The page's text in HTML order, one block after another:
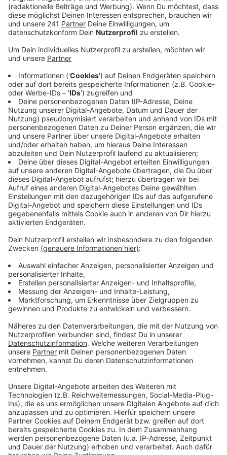
Geldgeber, sondern der Rettungsdienst selbst.
Veröffentlicht:Mittwoch, 04.10.2023 06:42
Anzeige
Der Grund: Der Rettungsdienst kommt nicht mit der
Bearbeitung der Gebührenbescheide hinterher. Hier
liege man gerade gut ein Jahr im Rückstand, sagt die
Feuerwehr. Grund dafür sei vor allem der
Personalmangel. Um hier Abhilfe zu schaffen gibt es
jetzt Unterstützung vom Jobservice Leverkusen.
Mehrere Mitarbeiter sollen jetzt dabei helfen, den
Rückstand künftig wieder zu reduzieren, sagt die
Feuerwehr.
Anzeige
Mehr Meldungen von hier:
A59 im Kreuz Leverkusen gesperrt
Frimpong verlängert Vertrag bei Bayer 04 Leverkusen
Rheinbrücke Leverkusen: Stattliche Bußgeldbilanz
Anzeige
Anzeige